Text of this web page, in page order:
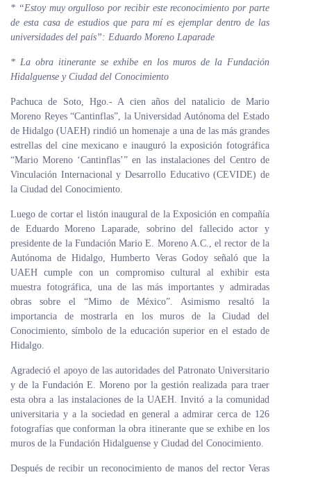
Alumni
Visitantes
* “Estoy muy orgulloso por recibir este reconocimiento por parte
de esta casa de estudios que para mí es ejemplar dentro de las
universidades del país”: Eduardo Moreno Laparade
* La obra itinerante se exhibe en los muros de la Fundación
Hidalguense y Ciudad del Conocimiento
Pachuca de Soto, Hgo.- A cien años del natalicio de Mario
Moreno Reyes “Cantinflas”, la Universidad Autónoma del Estado
de Hidalgo (UAEH) rindió un homenaje a una de las más grandes
estrellas del cine mexicano e inauguró la exposición fotográfica
“Mario Moreno ‘Cantinflas’” en las instalaciones del Centro de
Vinculación Internacional y Desarrollo Educativo (CEVIDE) de
la Ciudad del Conocimiento.
Luego de cortar el listón inaugural de la Exposición en compañía
de Eduardo Moreno Laparade, sobrino del fallecido actor y
presidente de la Fundación Mario E. Moreno A.C., el rector de la
Autónoma de Hidalgo, Humberto Veras Godoy señaló que la
UAEH cumple con un compromiso cultural al exhibir esta
muestra fotográfica, una de las más importantes y admiradas
obras sobre el “Mimo de México”. Asimismo resaltó la
importancia de mostrarla en los muros de la Ciudad del
Conocimiento, símbolo de la educación superior en el estado de
Hidalgo.
Agradeció el apoyo de las autoridades del Patronato Universitario
y de la Fundación E. Moreno por la gestión realizada para traer
esta obra a las instalaciones de la UAEH. Invitó a la comunidad
universitaria y a la sociedad en general a admirar cerca de 126
fotografías que conforman la obra itinerante que se exhibe en los
muros de la Fundación Hidalguense y Ciudad del Conocimiento.
Después de recibir un reconocimiento de manos del rector Veras